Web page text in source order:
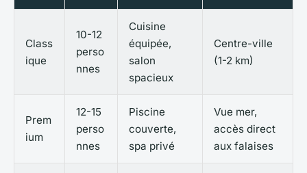
Class
ique
10-12
perso
nnes
Cuisine
équipée,
salon
spacieux
Centre-ville
(1-2 km)
Prem
ium
12-15
perso
nnes
Piscine
couverte,
spa privé
Vue mer,
accès direct
aux falaises